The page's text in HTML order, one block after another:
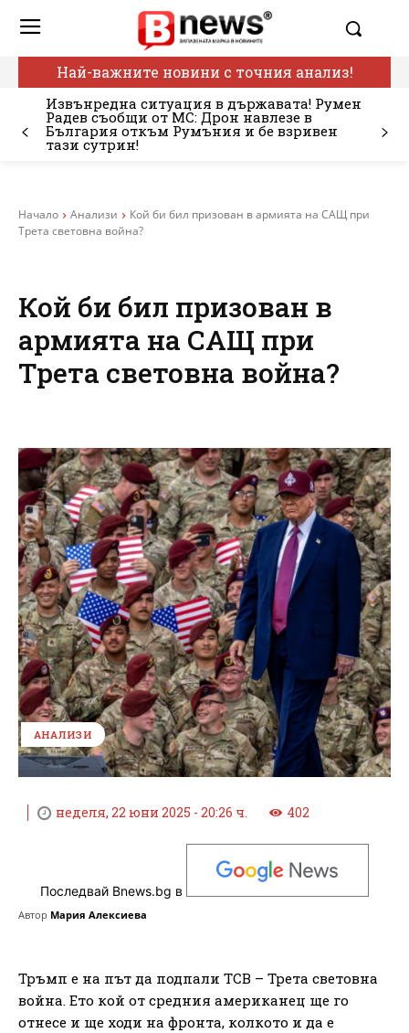
Най-важните новини с точния анализ!
Извънредна ситуация в държавата! Румен
Радев съобщи от МС: Дрон навлезе в
България откъм Румъния и бе взривен
тази сутрин!
Начало Анализи
Кой би бил призован в армията на САЩ при
Трета световна война?
Кой би бил призован в
армията на САЩ при
Трета световна война?
АНАЛИЗИ
неделя, 22 юни 2025 - 20:26 ч. 402
Последвай Bnews.bg в
Автор Мария Алексиева
Тръмп е на път да подпали ТСВ – Трета световна
война. Ето кой от средния американец ще го
отнесе и ще ходи на фронта, колкото и да е